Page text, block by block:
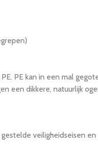
PE kan in een mal
een dikkere, natuurlijk
veiligheidseisen